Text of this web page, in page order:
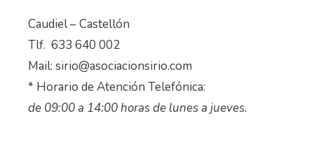
Caudiel – Castellón
Tlf. 633 640 002
Mail: sirio@asociacionsirio.com
* Horario de Atención Telefónica:
de 09:00 a 14:00 horas de lunes a jueves.